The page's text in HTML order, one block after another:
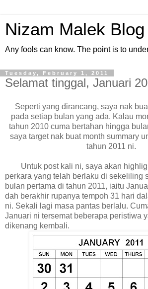
Nizam Malek Blog
Any fools can know. The point is to
Tuesday, February 1, 2011
Selamat tinggal, Januari
Seperti yang dirancang, saya nak
pada setiap bulan yang ada. Kalau
tahun 2010 cuma bertahan hingga
saya target nak buat month summary
tahun 2011 ni.
Untuk post kali ni, saya akan
perkara yang telah berlaku di sekeliling
bulan pertama di tahun 2011, iaitu
dah berakhir rupanya tempoh 31 hari
ni. Sekali lagi masa pantas berlalu.
Januari ni tersemat beberapa peristiwa
dikenang kembali.